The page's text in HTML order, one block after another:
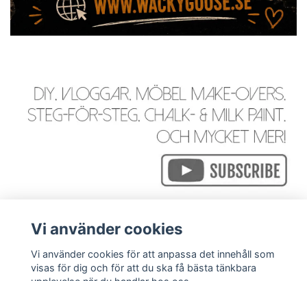
Vi använder cookies
Vi använder cookies för att anpassa det innehåll som
visas för dig och för att du ska få bästa tänkbara